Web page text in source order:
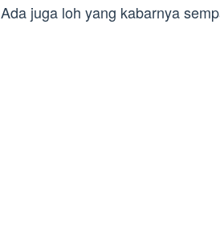
Ada juga loh yang kabarnya